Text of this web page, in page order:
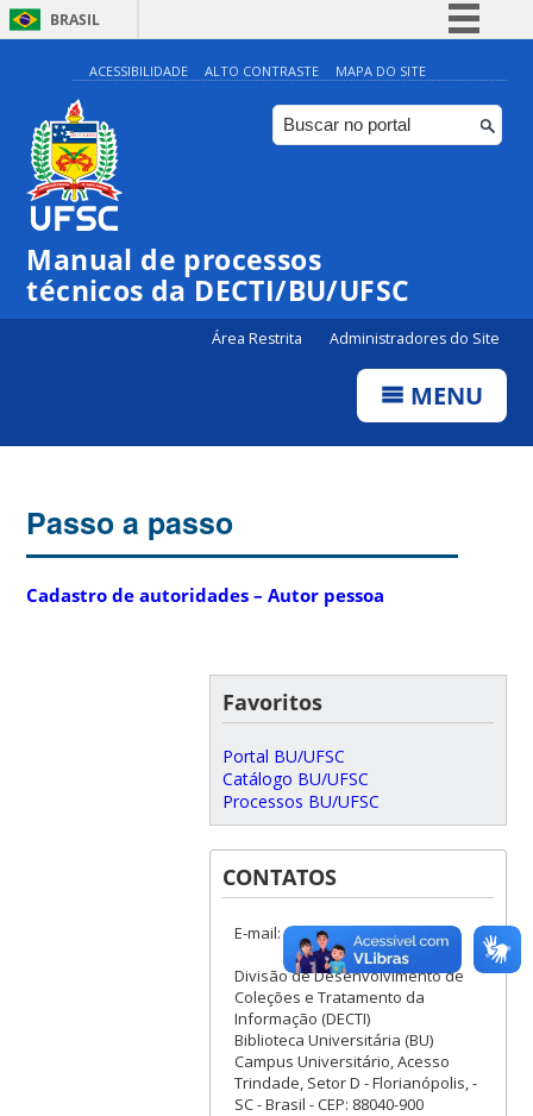
BRASIL
Simplifique!
Comunica BR
Participe
ACESSIBILIDADE ALTO CONTRASTE MAPA DO SITE
Manual de processos
técnicos da DECTI/BU/UFSC
Área Restrita Administradores do Site
MENU
Passo a passo
Cadastro de autoridades – Autor pessoa
Favoritos
Portal BU/UFSC
Catálogo BU/UFSC
Processos BU/UFSC
CONTATOS
E-mail:
Divisão de Desenvolvimento de
Coleções e Tratamento da
Informação (DECTI)
Biblioteca Universitária (BU)
Campus Universitário, Acesso
Trindade, Setor D - Florianópolis, -
SC - Brasil - CEP: 88040-900